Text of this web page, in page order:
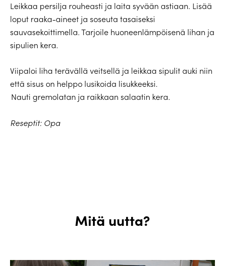
Leikkaa persilja rouheasti ja laita syvään astiaan. Lisää
loput raaka-aineet ja soseuta tasaiseksi
sauvasekoittimella. Tarjoile huoneenlämpöisenä lihan ja
sipulien kera.
Viipaloi liha terävällä veitsellä ja leikkaa sipulit auki niin
että sisus on helppo lusikoida lisukkeeksi.
Nauti gremolatan ja raikkaan salaatin kera.
Reseptit: Opa
Mitä uutta?